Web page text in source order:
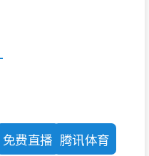
免费直播 腾讯体育